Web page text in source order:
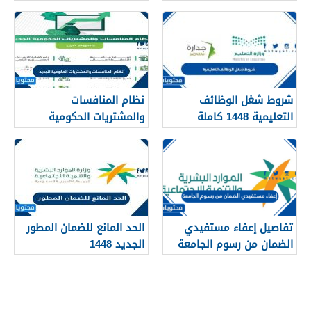
شروط شغل الوظائف
التعليمية 1448 كاملة
نظام المنافسات
والمشتريات الحكومية
الجديد 1448
تفاصيل إعفاء مستفيدي
الضمان من رسوم الجامعة
1448
الحد المانع للضمان المطور
الجديد 1448